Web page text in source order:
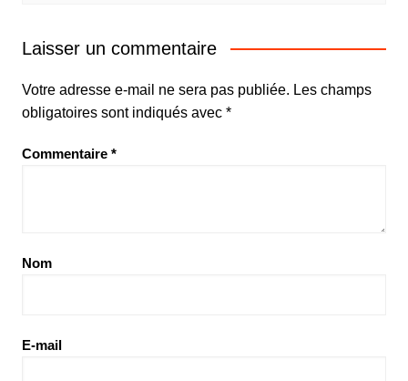
Laisser un commentaire
Votre adresse e-mail ne sera pas publiée. Les champs
obligatoires sont indiqués avec *
Commentaire *
Nom
E-mail